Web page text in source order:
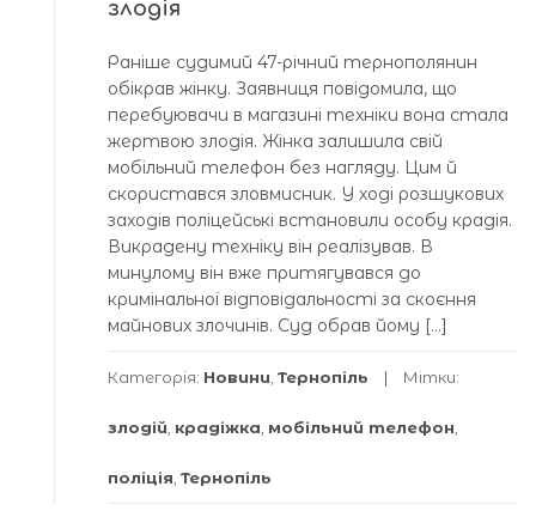
злодія
Раніше судимий 47-річний тернополянин
обікрав жінку. Заявниця повідомила, що
перебуювачи в магазині техніки вона стала
жертвою злодія. Жінка залишила свій
мобільний телефон без нагляду. Цим й
скористався зловмисник. У ході розшукових
заходів поліцейські встановили особу крадія.
Викрадену техніку він реалізував. В
минулому він вже притягувався до
кримінальної відповідальності за скоєння
майнових злочинів. Суд обрав йому […]
Категорія: Новини Тернопіль Мітки:
злодій крадіжка мобільний телефон
поліція Тернопіль